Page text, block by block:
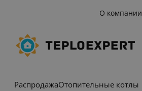
О компании
РаспродажаОтопительные котлы